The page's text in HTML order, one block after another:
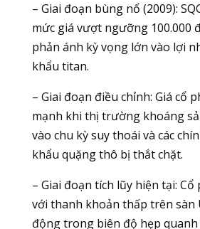
– Giai đoạn bùng nổ (2009):
mức giá vượt ngưỡng 100.000
phản ánh kỳ vọng lớn vào lợi
khẩu titan.
– Giai đoạn điều chỉnh: Giá cổ
mạnh khi thị trường khoáng
vào chu kỳ suy thoái và các
khẩu quặng thô bị thắt chặt.
– Giai đoạn tích lũy hiện tại: Cổ
với thanh khoản thấp trên sàn
động trong biên độ hẹp quanh